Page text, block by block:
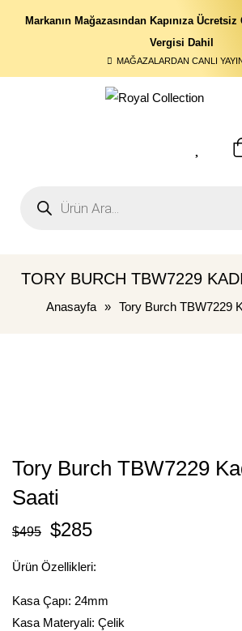
Markanın Mağazasından Kapınıza
Vergisi Dahil
MAĞAZALARDAN CANLI
TORY BURCH TBW7229
Anasayfa » Tory Burch TBW7229
Tory Burch TBW7229
Saati
$495 $285
Ürün Özellikleri:
Kasa Çapı: 24mm
Kasa Materyali: Çelik